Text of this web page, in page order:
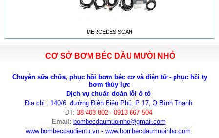
MERCEDES SCAN
CƠ SỞ BƠM BÉC DẦU MƯỜI NHỎ
Chuyên sữa chữa, phục hồi bơm béc cơ và điện tử - phục hồi ty
bơm thủy lực
Dịch vụ chuẩn đoán lỗi ô tô
Địa chỉ : 140/6 đường Điện Biên Phủ, P 17, Q Bình Thạnh
ĐT: 38 403 802 - 0913 667 504
Email: bombecdaumuoinho@gmail.com
www.bombecdaudientu.vn- www.bombecdaumuoinho.com